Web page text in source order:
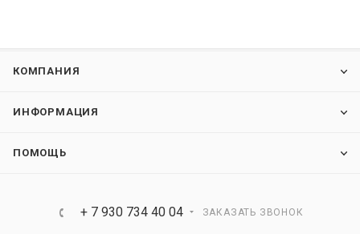
КОМПАНИЯ
ИНФОРМАЦИЯ
ПОМОЩЬ
+ 7 930 734 40 04 ЗАКАЗАТЬ ЗВОНОК